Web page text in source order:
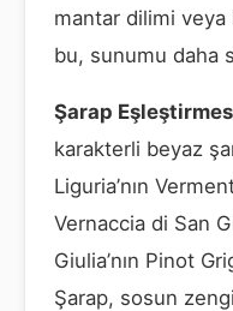
mantar dilimi
bu, sunumu daha
Şarap
karakterli beyaz
Liguria’nın
Vernaccia di San
Giulia’nın Pinot
Şarap, sosun